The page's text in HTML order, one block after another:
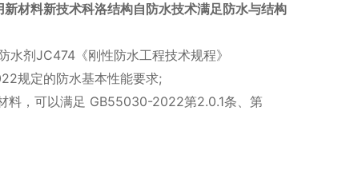
材料新技术科洛结构自防水技术满足防水与结构
剂JC474《刚性防水工程技术规程》
规定的防水基本性能要求;
料，可以满足 GB55030-2022第2.0.1条、第